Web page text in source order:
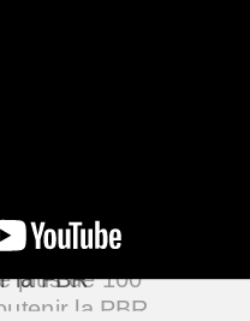
de citoyens
la PBR